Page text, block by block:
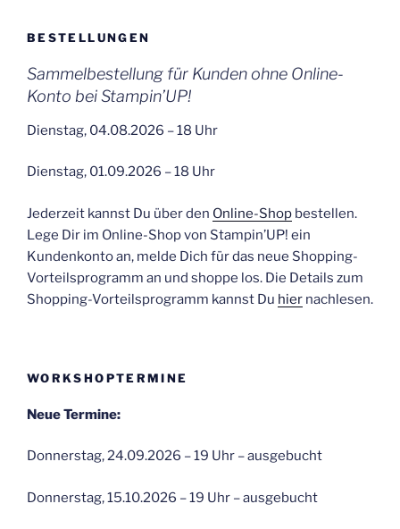
BESTELLUNGEN
Sammelbestellung für Kunden ohne Online-
Konto bei Stampin’UP!
Dienstag, 04.08.2026 – 18 Uhr
Dienstag, 01.09.2026 – 18 Uhr
Jederzeit kannst Du über den Online-Shop bestellen.
Lege Dir im Online-Shop von Stampin’UP! ein
Kundenkonto an, melde Dich für das neue Shopping-
Vorteilsprogramm an und shoppe los. Die Details zum
Shopping-Vorteilsprogramm kannst Du hier nachlesen.
WORKSHOPTERMINE
Neue Termine:
Donnerstag, 24.09.2026 – 19 Uhr – ausgebucht
Donnerstag, 15.10.2026 – 19 Uhr – ausgebucht